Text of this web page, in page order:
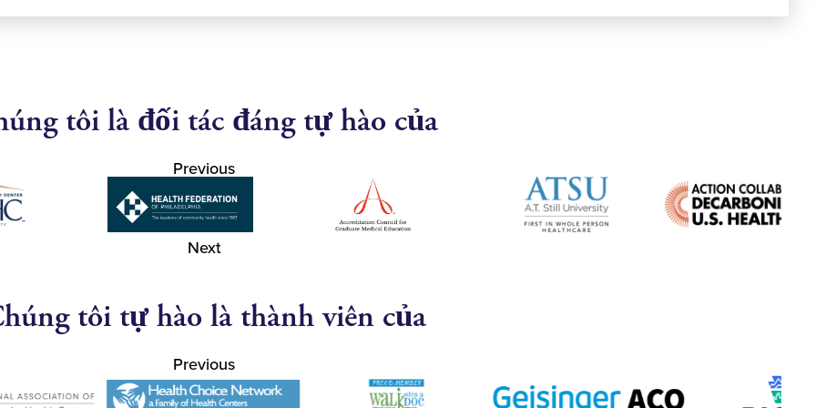
tôi là đối tác đáng tự hào của
Previous
Next
tôi tự hào là thành viên của
Previous